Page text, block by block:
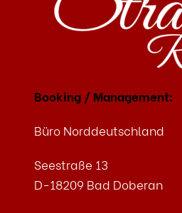
Booking / Management:
Büro Norddeutschland
Seestraße 13
D-18209 Bad Doberan